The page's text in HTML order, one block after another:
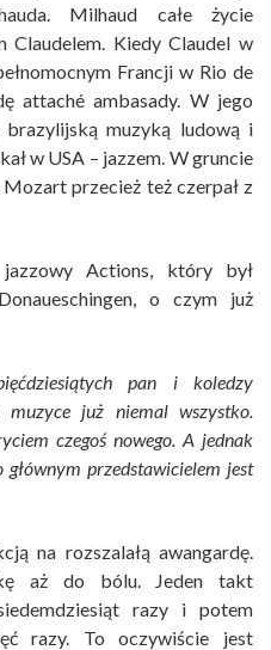
Milhaud całe życie
Claudelem. Kiedy Claudel w
Francji w Rio de
attaché ambasady. W jego
brazylijską muzyką ludową i
w USA – jazzem. W gruncie
przecież też czerpał z
Actions, który był
o czym już
pan i koledzy
już niemal wszystko.
czegoś nowego. A jednak
przedstawicielem jest
na rozszalałą awangardę.
aż do bólu. Jeden takt
razy i potem
razy. To oczywiście jest